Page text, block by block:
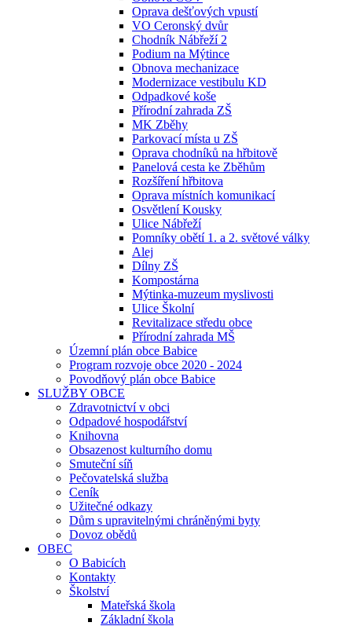
Oprava dešťových vpustí
VO Ceronský dvůr
Chodník Nábřeží 2
Podium na Mýtince
Obnova mechanizace
Modernizace vestibulu KD
Odpadkové koše
Přírodní zahrada ZŠ
MK Zběhy
Parkovací místa u ZŠ
Oprava chodníků na hřbitově
Panelová cesta ke Zběhům
Rozšíření hřbitova
Oprava místních komunikací
Osvětlení Kousky
Ulice Nábřeží
Pomníky obětí 1. a 2. světové války
Alej
Dílny ZŠ
Kompostárna
Mýtinka-muzeum myslivosti
Ulice Školní
Revitalizace středu obce
Přírodní zahrada MŠ
Územní plán obce Babice
Program rozvoje obce 2020 - 2024
Povodňový plán obce Babice
SLUŽBY OBCE
Zdravotnictví v obci
Odpadové hospodářství
Knihovna
Obsazenost kulturního domu
Smuteční síň
Pečovatelská služba
Ceník
Užitečné odkazy
Dům s upravitelnými chráněnými byty
Dovoz obědů
OBEC
O Babicích
Kontakty
Školství
Mateřská škola
Základní škola